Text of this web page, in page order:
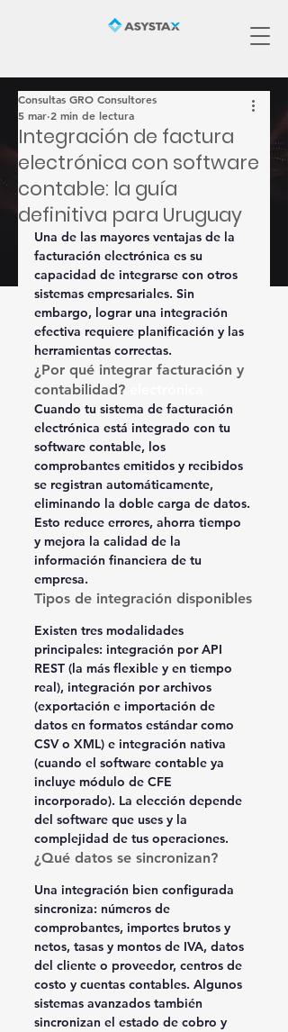
Integración de factura
electrónica con software
contable: la guía
definitiva para Uruguay
Consultas GRO Consultores
5 mar 2 min de lectura
Una de las mayores ventajas de la
facturación electrónica es su
capacidad de integrarse con otros
sistemas empresariales. Sin
embargo, lograr una integración
efectiva requiere planificación y las
herramientas correctas.
¿Por qué integrar facturación y
contabilidad?
Cuando tu sistema de facturación
electrónica está integrado con tu
software contable, los
comprobantes emitidos y recibidos
se registran automáticamente,
eliminando la doble carga de datos.
Esto reduce errores, ahorra tiempo
y mejora la calidad de la
información financiera de tu
empresa.
Tipos de integración disponibles
Existen tres modalidades
principales: integración por API
REST (la más flexible y en tiempo
real), integración por archivos
(exportación e importación de
datos en formatos estándar como
CSV o XML) e integración nativa
(cuando el software contable ya
incluye módulo de CFE
incorporado). La elección depende
del software que uses y la
complejidad de tus operaciones.
¿Qué datos se sincronizan?
Una integración bien configurada
sincroniza: números de
comprobantes, importes brutos y
netos, tasas y montos de IVA, datos
del cliente o proveedor, centros de
costo y cuentas contables. Algunos
sistemas avanzados también
sincronizan el estado de cobro y